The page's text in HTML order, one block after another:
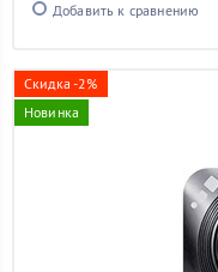
Добавить к сравнению
Скидка -2%
Новинка